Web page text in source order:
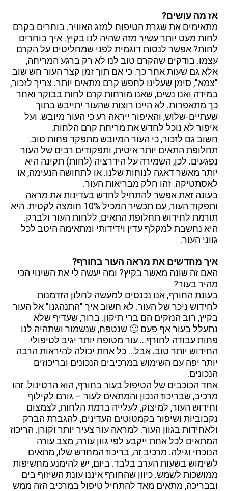
אז מה עושים?
מתאימים את שגרת הטיפוח למזג האוויר. בוחרים בקרם
לחות מעט יותר עשיר מזה שהיה לנו בקיץ. איך בוחרים
לחות? אפשר לנסות דוגמית לפני שמחליטים על הקרם
עצמו. בודקים שהקרם טוב לנו לא רק ברגע המריחה,
אלא גם שעות אחר כך. כי אם תוך זמן קצר העור חש שוב
"צמא", סימן שעלינו לחפש קרם מתאים יותר. צריך לזכור,
במידה ואנו נשים, שאנו מורחות קרם לחות בבוקר ואחר
כך מתאפרות. לא היינו רוצות שהעור יתייבש בתוך
שעתיים-שלוש, והאיפור ייראה רע כי העור מיובש. ועל
איפור לא נוכל לחדש את מריחת קרם הלחות.
חשוב גם לזכור, כי העור המיובש מתפקד פחות טוב.
תחלופת התאים יותר איטית, ותפקודים רבים של העור
נפגעים. לכן, השמירה על הידרציה (לחות) תקינה היא
יותר מאשר דאגה לנוחות שלנו. או לתחושה הנעימה, או
לאסתטיקה. זהו חלק מבריאות העור.
בעונה זאת אפשר להתחיל לחדש בעדינות את מראה
ותפקוד העור, עם תכשיר המכיל 10% חומצה לקטית. היא
תורמת לחידוש תחלופת התאים, ללחות העור ולברק.
היא נחשבת למקלף עדין וידידותי ומתאימה היטב לכל
גווני העור.
איך מחדשים את מראה העור בחורף?
האם זה שונה מאשר בקיץ? ומה יעשה לי את השינוי הכי
מהיר בעור?
בעונת החורף, אנו נכנסים למעשה לחלון הזדמנות
לחידוש ניכר של העור. לא חשוב איך "התנהגנו" אל העור
בקיץ, רוב הנזקים הם ברי תיקון. ברור, שעדיף שלא
נתעלל בעור אף פעם 🙂 שנטפח, שנשמור ושתהיה לנו
פחות עבודה לחורף… עור מטופח יותר יגיב לטיפולי
החידוש יותר טוב. אבל… כל אחת יכולה להיראות הרבה
יותר יפה עם השימוש במרכיבים הנכונים ובריכוזים
הנכונים.
אחד הכוכבים של הטיפול בעור בחורף, הוא הרטינול. זהו
מרכיב, שבריכוז הנכון והמתאים לעור – גורם לקילוף
וחידוש העור, למיצוק, לעלייה ברמת הלחות, לצמצום
נקבוביות ושיפור בקמטוטים העדינים, להגברת הברק
ולאחידות בגוון העור. למראה עור צעיר יותר וקורן. הריכוז
המתאים לכל אחת ייקבע לפי גוון עורה, מצב עורה
הנוכחי וגילה. מרכיב זה, בריכוז המחדש שלו, מתאים
לשימוש בשעות הערב בלבד. ביום, יש להימנע מחשיפות
ממושכות לשמש. כיוון שהחורף איננו עונת השיזוף בים
ובבריכה, מתאים מאד להתחיל טיפול במרכיב הזה ממש